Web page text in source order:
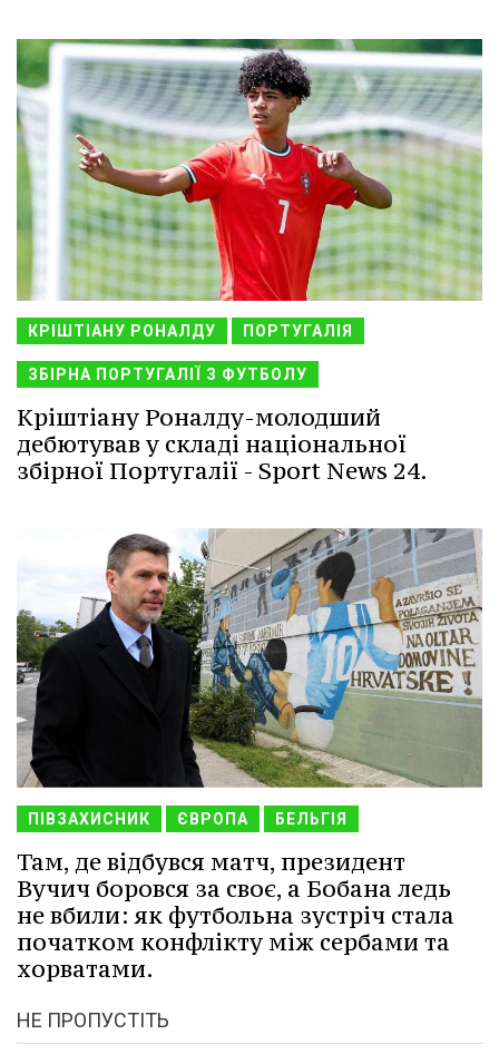
КРІШТІАНУ РОНАЛДУ ПОРТУГАЛІЯ
ЗБІРНА ПОРТУГАЛІЇ З ФУТБОЛУ
Кріштіану Роналду-молодший
дебютував у складі національної
збірної Португалії - Sport News 24.
ПІВЗАХИСНИК ЄВРОПА БЕЛЬГІЯ
Там, де відбувся матч, президент
Вучич боровся за своє, а Бобана ледь
не вбили: як футбольна зустріч стала
початком конфлікту між сербами та
хорватами.
НЕ ПРОПУСТІТЬ